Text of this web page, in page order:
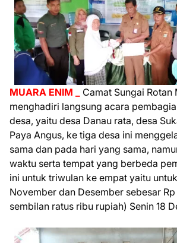
MUARA ENIM _ Camat Sungai Rotan
menghadiri langsung acara
desa, yaitu desa Danau rata, desa
Paya Angus, ke tiga desa ini
sama dan pada hari yang sama,
waktu serta tempat yang berbeda
ini untuk triwulan ke empat yaitu
November dan Desember sebesar
sembilan ratus ribu rupiah) Senin 18